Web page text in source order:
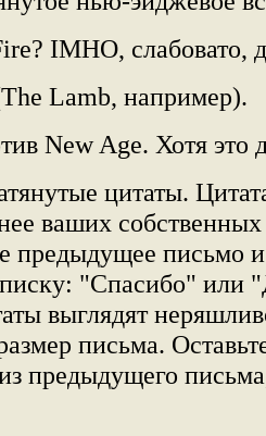
IMHO, слабовато,
Lamb, например).
New Age. Хотя это
цитаты.
ваших
предыдущее письмо
"Спасибо" или
выглядят
письма.
предыдущего